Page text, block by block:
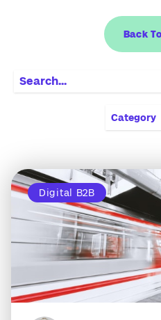
Back
Category
Digital B2B